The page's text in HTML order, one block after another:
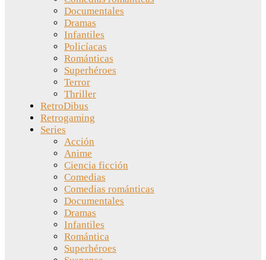
Documentales
Dramas
Infantiles
Policíacas
Románticas
Superhéroes
Terror
Thriller
RetroDibus
Retrogaming
Series
Acción
Anime
Ciencia ficción
Comedias
Comedias románticas
Documentales
Dramas
Infantiles
Romántica
Superhéroes